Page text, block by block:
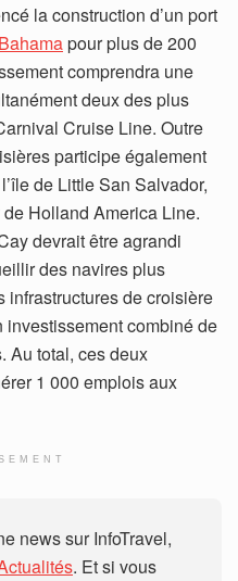
la construction d’un port
pour plus de 200
comprendra une
deux des plus
Cruise Line. Outre
participe également
de Little San Salvador,
Holland America Line.
devrait être agrandi
des navires plus
infrastructures de croisière
combiné de
Au total, ces deux
1 000 emplois aux
news sur InfoTravel,
. Et si vous